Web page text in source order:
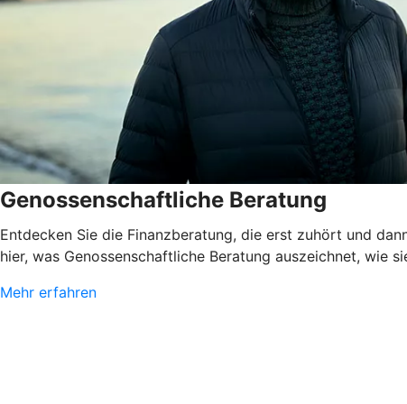
Genossenschaftliche Beratung
Entdecken Sie die Finanzberatung, die erst zuhört und
hier, was Genossenschaftliche Beratung auszeichnet, wie
Mehr erfahren